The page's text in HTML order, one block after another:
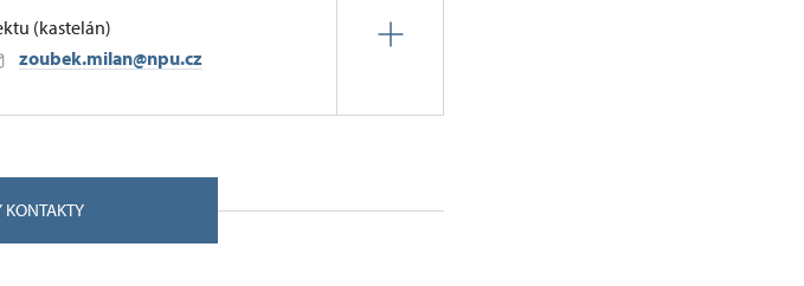
(kastelán)
zoubek.milan@npu.cz
KONTAKTY